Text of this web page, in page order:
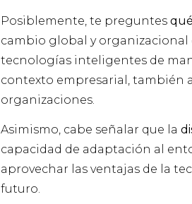
Posiblemente, te preguntes
cambio global y organizacional
tecnologías inteligentes de
contexto empresarial, también
organizaciones.
Asimismo, cabe señalar que la
capacidad de adaptación al
aprovechar las ventajas de la
futuro.